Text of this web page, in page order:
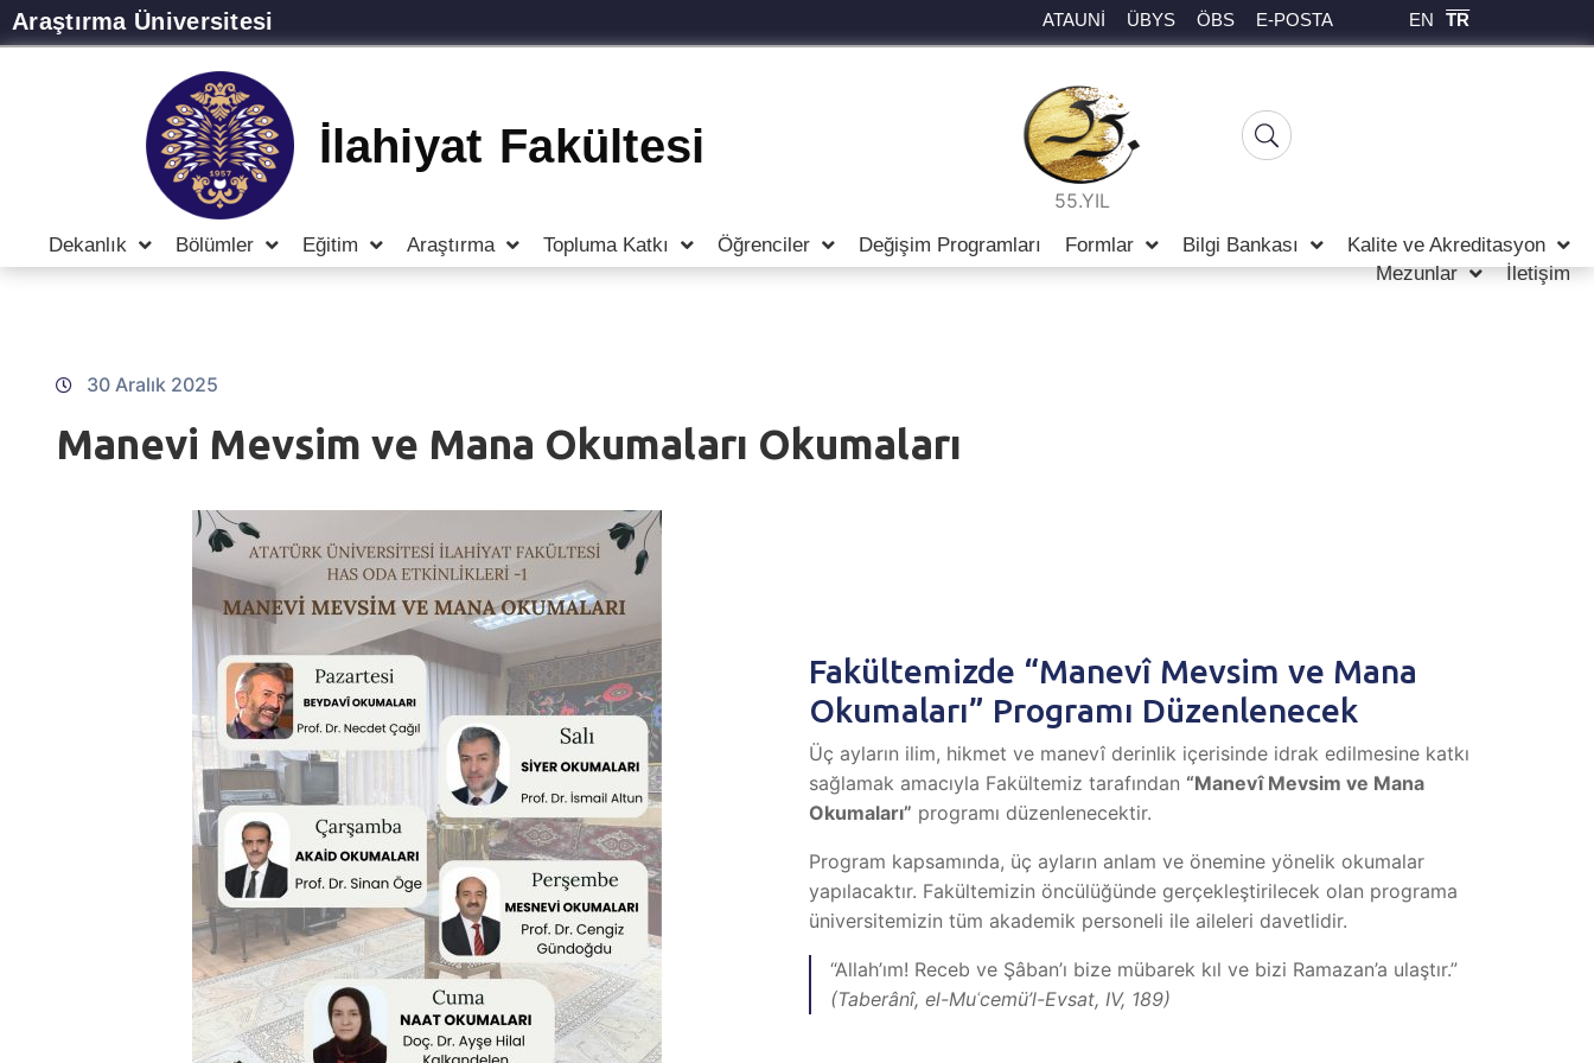
Araştırma Üniversitesi ATAUNİ ÜBYS ÖBS E-POSTA EN TR
İlahiyat Fakültesi
55.YIL
Dekanlık Bölümler Eğitim Araştırma Topluma Katkı Öğrenciler Değişim Programları Formlar Bilgi Bankası
Kalite ve Akreditasyon
Mezunlar
İletişim
30 Aralık 2025
Manevi Mevsim ve Mana Okumaları Okumaları
Fakültemizde “Manevî Mevsim ve Mana
Okumaları” Programı Düzenlenecek
Üç ayların ilim, hikmet ve manevî derinlik içerisinde idrak edilmesine katkı
sağlamak amacıyla Fakültemiz tarafından “Manevî Mevsim ve Mana
Okumaları” programı düzenlenecektir.
Program kapsamında, üç ayların anlam ve önemine yönelik okumalar
yapılacaktır. Fakültemizin öncülüğünde gerçekleştirilecek olan programa
üniversitemizin tüm akademik personeli ile aileleri davetlidir.
“Allah’ım! Receb ve Şâban’ı bize mübarek kıl ve bizi Ramazan’a ulaştır.”
(Taberânî, el-Muʿcemü’l-Evsat, IV, 189)